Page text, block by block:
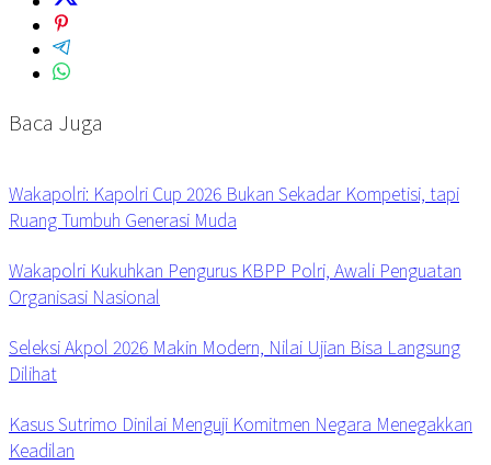
Baca Juga
Wakapolri: Kapolri Cup 2026 Bukan Sekadar Kompetisi, tapi
Ruang Tumbuh Generasi Muda
Wakapolri Kukuhkan Pengurus KBPP Polri, Awali Penguatan
Organisasi Nasional
Seleksi Akpol 2026 Makin Modern, Nilai Ujian Bisa Langsung
Dilihat
Kasus Sutrimo Dinilai Menguji Komitmen Negara Menegakkan
Keadilan